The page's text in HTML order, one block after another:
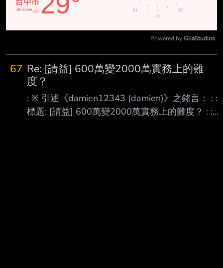
Powered by GliaStudios
67 Re: [請益] 600萬變2000萬實務上的難
度？
: ※ 引述《damien12343 (damien)》之銘言： : :
標題: [請益] 600萬變2000萬實務上的難度？ : :